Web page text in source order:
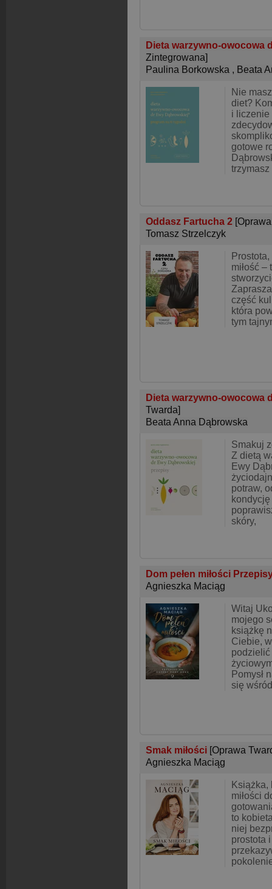
Dieta warzywno-owocowa
Zintegrowana]
Paulina Borkowska , Beata
Nie
diet?
i liczenie
gotowe
trzymasz
Oddasz Fartucha 2
Tomasz Strzelczyk
miłość –
część
która
tym
Dieta warzywno-owocowa
Twarda]
Beata Anna Dąbrowska
Smakuj
Z dietą
Ewy
potraw,
skóry,
Dom pełen miłości
Agnieszka Maciąg
Witaj
mojego
książkę
Ciebie,
Pomysł
się wśród
Smak miłości [Oprawa
Agnieszka Maciąg
Książka,
miłości
to
niej
prostota